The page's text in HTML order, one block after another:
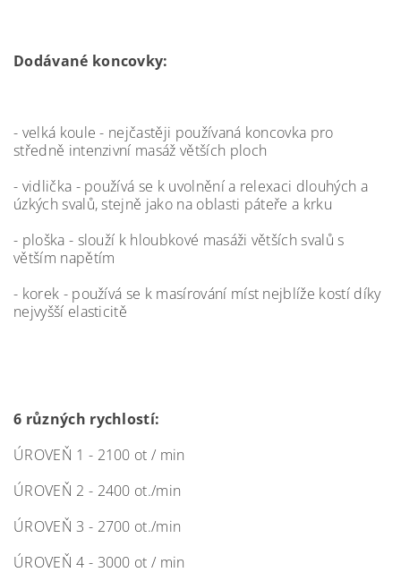
Dodávané koncovky:
- velká koule - nejčastěji používaná koncovka pro
středně intenzivní masáž větších ploch
- vidlička - používá se k uvolnění a relexaci dlouhých a
úzkých svalů, stejně jako na oblasti páteře a krku
- ploška - slouží k hloubkové masáži větších svalů s
větším napětím
- korek - používá se k masírování míst nejblíže kostí díky
nejvyšší elasticitě
6 různých rychlostí:
ÚROVEŇ 1 - 2100 ot / min
ÚROVEŇ 2 - 2400 ot./min
ÚROVEŇ 3 - 2700 ot./min
ÚROVEŇ 4 - 3000 ot / min